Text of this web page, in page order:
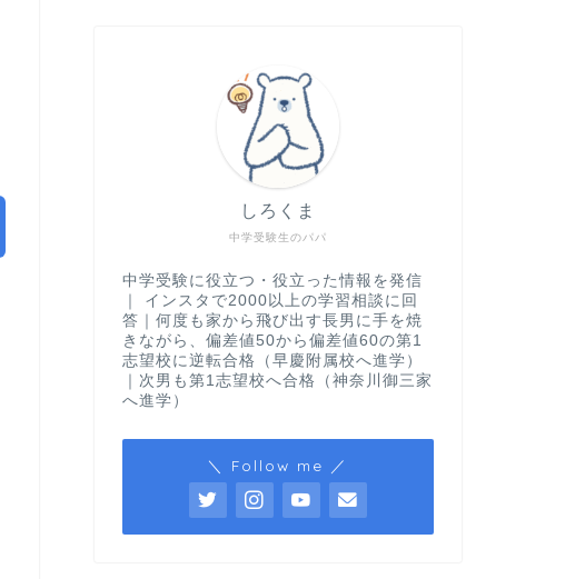
中学受験生のパパ
しろくま
中学受験に役立つ・役立った情報を発信
｜ インスタで2000以上の学習相談に回
答｜何度も家から飛び出す長男に手を焼
きながら、偏差値50から偏差値60の第1
志望校に逆転合格（早慶附属校へ進学）
｜次男も第1志望校へ合格（神奈川御三家
へ進学）
＼ Follow me ／